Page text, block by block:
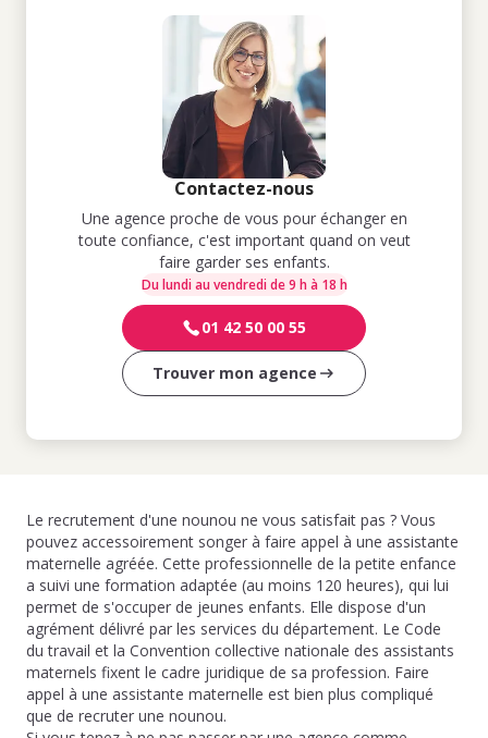
Contactez-nous
Une agence proche de vous pour échanger en
toute confiance, c'est important quand on veut
faire garder ses enfants.
Du lundi au vendredi de 9 h à 18 h
01 42 50 00 55
Trouver mon agence
Le recrutement d'une nounou ne vous satisfait pas ? Vous
pouvez accessoirement songer à faire appel à une assistante
maternelle agréée. Cette professionnelle de la petite enfance
a suivi une formation adaptée (au moins 120 heures), qui lui
permet de s'occuper de jeunes enfants. Elle dispose d'un
agrément délivré par les services du département. Le Code
du travail et la Convention collective nationale des assistants
maternels fixent le cadre juridique de sa profession. Faire
appel à une assistante maternelle est bien plus compliqué
que de recruter une nounou.